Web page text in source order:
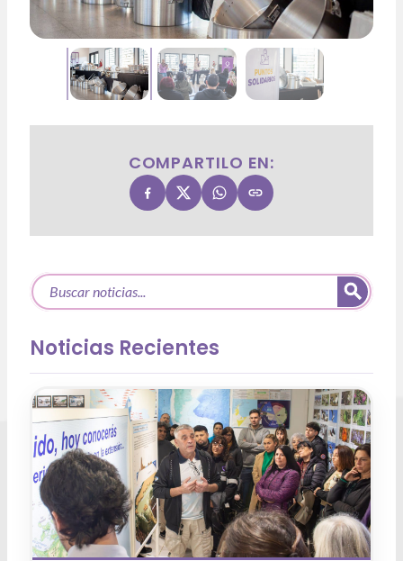
COMPARTILO EN:
Noticias Recientes